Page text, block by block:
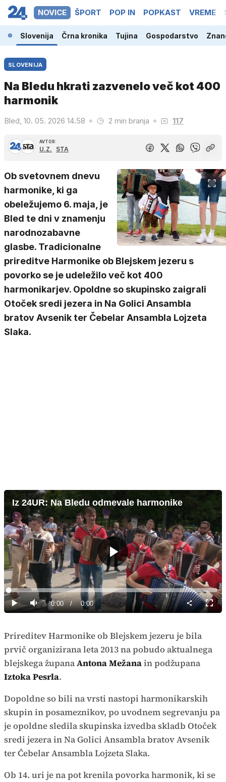
NOVICE ŠPORT POP IN POPKAST VREME
Slovenija Črna kronika Tujina Gospodarstvo
SLOVENIJA
Na Bledu hkrati zazvenelo več kot 400
harmonik
Bled, 10. 05. 2026 14.58 2 min branja 117
AVTOR:
U.Z. STA
Ob svetovnem dnevu
harmonike, ki ga
obeležujemo 6. maja, je
Bled te dni v znamenju
narodnozabavne
glasbe. Tradicionalne
prireditve Harmonike ob Blejskem jezeru s
povorko se je udeležilo več kot 400
harmonikarjev. Opoldne so skupinsko zaigrali
Otoček sredi jezera in Na Golici Ansambla
bratov Avsenik ter Čebelar Ansambla Lojzeta
Slaka.
Iz 24UR: Na Bledu odmevale harmonike
Predvajaj
Predvajaj
Tiho Current
0:00 / Duration
0:00
Loaded:
0%
način
Prireditev Harmonike ob Blejskem jezeru je bila
prvič organizirana leta 2013 na pobudo aktualnega
blejskega županaAntona Mežanain podžupana
Iztoka Pesrla.
Dopoldne so bili na vrsti nastopi harmonikarskih
skupin in posameznikov, po uvodnem segrevanju pa
je opoldne sledila skupinska izvedba skladb Otoček
sredi jezera in Na Golici Ansambla bratov Avsenik
ter Čebelar Ansambla Lojzeta Slaka.
Ob 14. uri je na pot krenila povorka harmonik, ki se